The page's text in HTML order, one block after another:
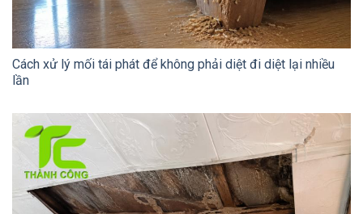
Cách xử lý mối tái phát để không phải diệt đi diệt lại nhiều
lần